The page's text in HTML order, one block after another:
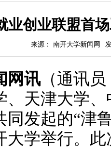
业创业联盟首
来源： 南开大学新闻网
网讯 （通讯
、天津大学
同发起的“津
大学举行。